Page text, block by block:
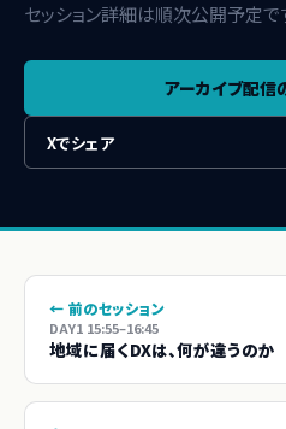
セッション詳細は順次公開予定で
アーカイブ配信
Xでシェア
← 前のセッション
DAY1 15:55–16:45
地域に届くDXは、何が違うのか